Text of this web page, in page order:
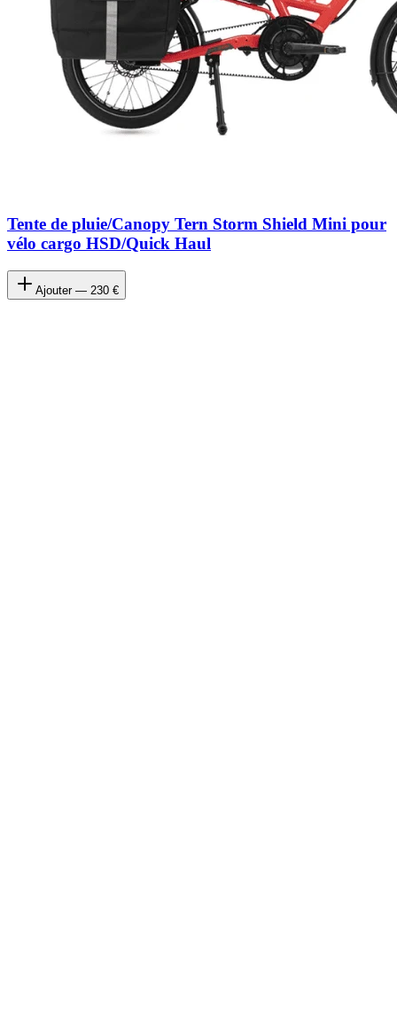
Tente de pluie/Canopy Tern Storm Shield Mini pour
vélo cargo HSD/Quick Haul
Ajouter — 230 €